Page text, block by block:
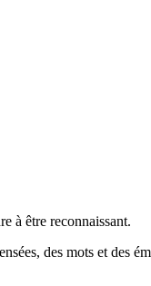
à être reconnaissant.
des mots et des